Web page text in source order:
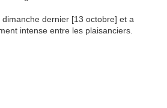
dernier [13 octobre] et a
intense entre les plaisanciers.